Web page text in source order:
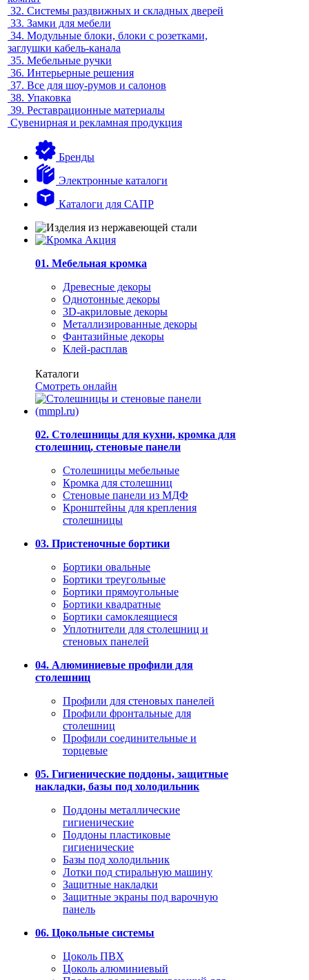
32. Системы раздвижных и складных дверей
33. Замки для мебели
34. Модульные блоки, блоки с розетками,
заглушки кабель-канала
35. Мебельные ручки
36. Интерьерные решения
37. Все для шоу-румов и салонов
38. Упаковка
39. Реставрационные материалы
Сувенирная и рекламная продукция
Бренды
Электронные каталоги
Каталоги для САПР
01. Мебельная кромка
Древесные декоры
Однотонные декоры
3D-акриловые декоры
Металлизированные декоры
Фантазийные декоры
Клей-расплав
Каталоги
Смотреть онлайн
02. Столешницы для кухни, кромка для
столешниц, стеновые панели
Столешницы мебельные
Кромка для столешниц
Стеновые панели из МДФ
Кронштейны для крепления
столешницы
03. Пристеночные бортики
Бортики овальные
Бортики треугольные
Бортики прямоугольные
Бортики квадратные
Бортики самоклеящиеся
Уплотнители для столешниц и
стеновых панелей
04. Алюминиевые профили для
столешниц
Профили для стеновых панелей
Профили фронтальные для
столешниц
Профили соединительные и
торцевые
05. Гигиенические поддоны, защитные
накладки, базы под холодильник
Поддоны металлические
гигиенические
Поддоны пластиковые
гигиенические
Базы под холодильник
Лотки под стиральную машину
Защитные накладки
Защитные экраны под варочную
панель
06. Цокольные системы
Цоколь ПВХ
Цоколь алюминиевый